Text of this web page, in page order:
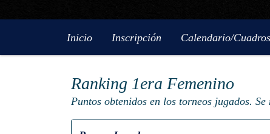
Inicio Inscripción Calendario/Cuadros
Ranking 1era Femenino
Puntos obtenidos en los torneos jugados.